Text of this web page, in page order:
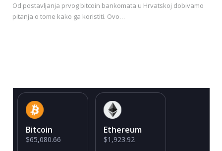
Od postavljanja prvog bitcoin bankomata u Hrvatskoj dobivamo
pitanja o tome kako ga koristiti. Ovo…
Bitcoin
$65,080.66
Ethereum
$1,923.92